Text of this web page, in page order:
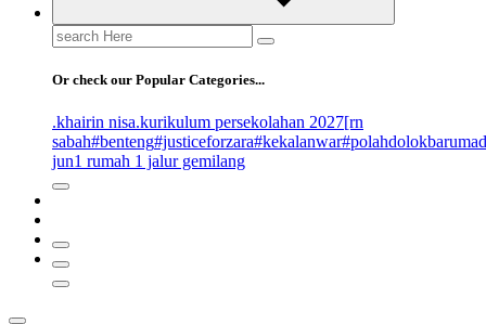
Search
for:
Or check our Popular Categories...
.khairin nisa.kurikulum persekolahan 2027[rn
sabah#benteng#justiceforzara#kekalanwar
jun1 rumah 1 jalur gemilang